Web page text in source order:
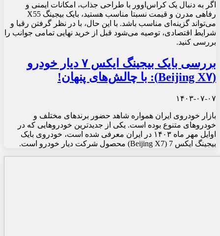
اگر به دنبال یک کراس‌اوور با طراحی جذاب، امکانات ایمنی و
رفاهی مدرن و قیمت نسبتا مناسب هستید، بایک بیجینگ X55
می‌تواند گزینه‌ای مناسب باشد. با این حال، با در نظر گرفتن رقبا و
شرایط اقتصادی، توصیه می‌شود قبل از خرید نهایی تمامی جوانب را
بررسی کنید.
بررسی بایک بیجینگ ایکس ۷ دیار خودرو
(Beijing X۷): با چالش‌های پنهان!
۱۴۰۳-۰۷-۰۷
بازار خودروی ایران همواره شاهد حضور برندهای مختلف و
خودروهای متنوع بوده است. یکی از جدیدترین خودروهایی که در
اوایل مهر ماه ۱۴۰۳ در ایران معرفی شده است، خودروی بایک
بیجینگ ایکس 7 (Beijing X7) محصول شرکت دیار خودرو است.